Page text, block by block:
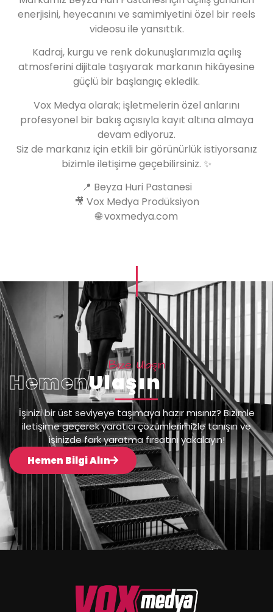
enerjisini, heyecanını ve samimiyetini özel bir reels
videosu ile yansıttık.
Kadraj, kurgu ve renk dokunuşlarımızla açılış
atmosferini dijitale taşıyarak markanın hikâyesine
güçlü bir başlangıç ekledik.
Vox Medya olarak; işletmelerin özel anlarını
profesyonel bir bakış açısıyla kayıt altına almaya
devam ediyoruz.
Siz de markanız için etkili bir görünürlük istiyorsanız
bizimle iletişime geçebilirsiniz. ✨
📍 Beyza Huri Pastanesi
🎥 Vox Medya Prodüksiyon
🌐 voxmedya.com
Bize Ulaşın
HemenUlaşın
İşinizi bir üst seviyeye taşımaya hazır mısınız? Bizimle
iletişime geçerek yaratıcı çözümlerimizle tanışın ve
işinizde fark yaratma fırsatını yakalayın!
Hemen Bilgi Alın